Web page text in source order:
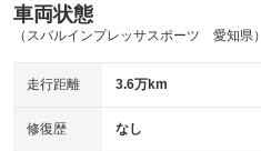
車両状態
（スバルインプレッサスポーツ 愛知県）
走行距離 3.6万km
修復歴 なし